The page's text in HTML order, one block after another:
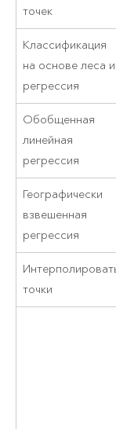
точек
Классификация
на основе леса и
регрессия
Обобщенная
линейная
регрессия
Географически
взвешенная
регрессия
точки